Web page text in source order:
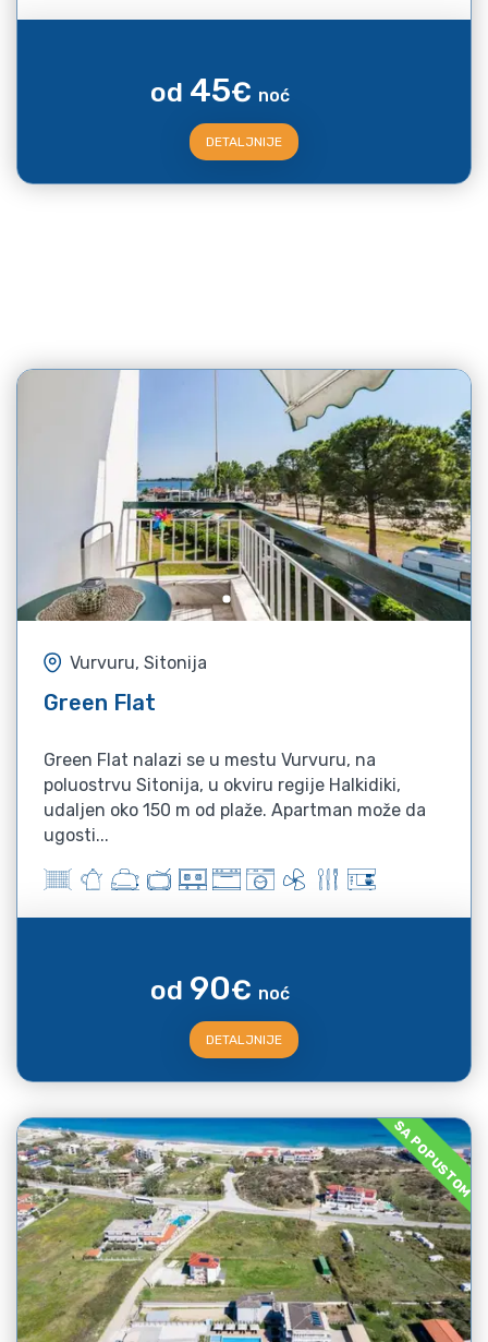
od 45€ noć
DETALJNIJE
Vurvuru, Sitonija
Green Flat
Green Flat nalazi se u mestu Vurvuru, na
poluostrvu Sitonija, u okviru regije Halkidiki,
udaljen oko 150 m od plaže. Apartman može da
ugosti...
od 90€ noć
DETALJNIJE
SA POPUSTOM